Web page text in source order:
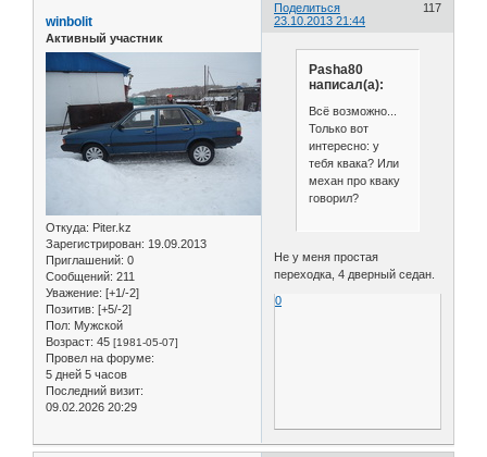
Поделиться
117
23.10.2013 21:44
winbolit
Активный участник
Откуда: Piter.kz
Зарегистрирован: 19.09.2013
Приглашений: 0
Сообщений: 211
Уважение: [+1/-2]
Позитив: [+5/-2]
Пол: Мужской
Возраст: 45 [1981-05-07]
Провел на форуме:
5 дней 5 часов
Последний визит:
09.02.2026 20:29
Pasha80
написал(а):
Всё возможно...
Только вот
интересно: у
тебя квака? Или
механ про кваку
говорил?
Не у меня простая
переходка, 4 дверный седан.
0